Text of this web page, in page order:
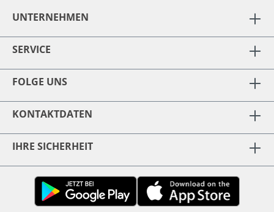
UNTERNEHMEN
SERVICE
FOLGE UNS
KONTAKTDATEN
IHRE SICHERHEIT